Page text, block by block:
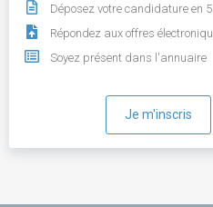
Déposez votre candidature en
Répondez aux offres
Soyez présent dans l'annuaire
Je m'inscris